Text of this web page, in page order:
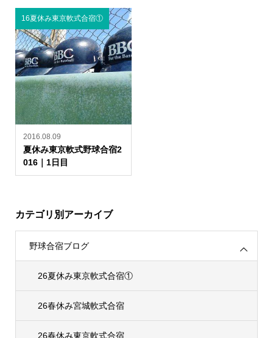
2016.08.09
夏休み東京軟式野球合宿2
016｜1日目
16夏休み東京軟式合宿①
カテゴリ別アーカイブ
野球合宿ブログ
26夏休み東京軟式合宿①
26春休み宮城軟式合宿
26春休み東京軟式合宿